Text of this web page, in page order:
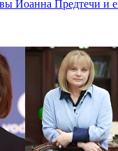
Иоанна Предтечи и